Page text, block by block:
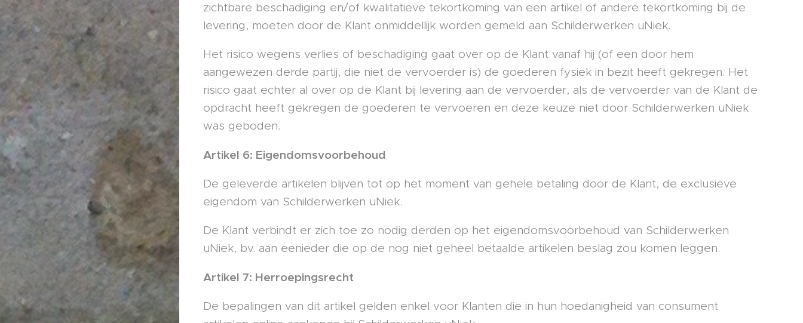
zichtbare beschadiging en/of kwalitatieve tekortkoming van een artikel of andere tekortkoming bij de
levering, moeten door de Klant onmiddellijk worden gemeld aan Schilderwerken uNiek.
Het risico wegens verlies of beschadiging gaat over op de Klant vanaf hij (of een door hem
aangewezen derde partij, die niet de vervoerder is) de goederen fysiek in bezit heeft gekregen. Het
risico gaat echter al over op de Klant bij levering aan de vervoerder, als de vervoerder van de Klant de
opdracht heeft gekregen de goederen te vervoeren en deze keuze niet door Schilderwerken uNiek
was geboden.
Artikel 6: Eigendomsvoorbehoud
De geleverde artikelen blijven tot op het moment van gehele betaling door de Klant, de exclusieve
eigendom van Schilderwerken uNiek.
De Klant verbindt er zich toe zo nodig derden op het eigendomsvoorbehoud van Schilderwerken
uNiek, bv. aan eenieder die op de nog niet geheel betaalde artikelen beslag zou komen leggen.
Artikel 7: Herroepingsrecht
De bepalingen van dit artikel gelden enkel voor Klanten die in hun hoedanigheid van consument